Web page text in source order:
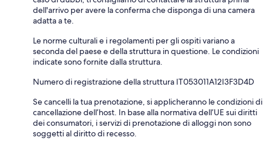
dell'arrivo per avere la conferma che disponga di una camera
adatta a te.
Le norme culturali e i regolamenti per gli ospiti variano a
seconda del paese e della struttura in questione. Le condizioni
indicate sono fornite dalla struttura.
Numero di registrazione della struttura IT053011A12I3F3D4D
Se cancelli la tua prenotazione, si applicheranno le condizioni di
cancellazione dell’host. In base alla normativa dell’UE sui diritti
dei consumatori, i servizi di prenotazione di alloggi non sono
soggetti al diritto di recesso.